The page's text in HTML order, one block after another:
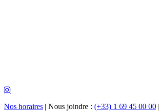
Nos horaires | Nous joindre : (+33) 1 69 45 00 00 |